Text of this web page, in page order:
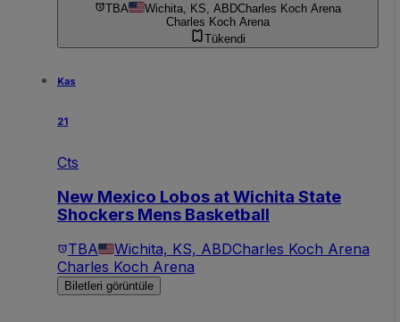
TBA Wichita, KS, ABDCharles Koch Arena
Charles Koch Arena
Tükendi
Kas
21
Cts
New Mexico Lobos at Wichita State
Shockers Mens Basketball
TBA Wichita, KS, ABDCharles Koch Arena
Charles Koch Arena
Biletleri görüntüle